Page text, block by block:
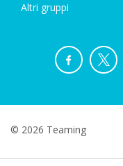
Altri gruppi
© 2026 Teaming